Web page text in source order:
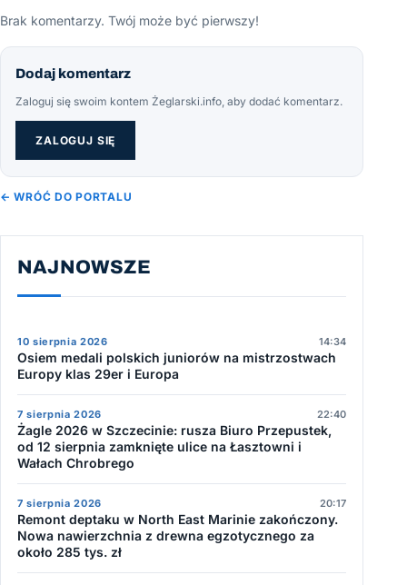
Brak komentarzy. Twój może być pierwszy!
Dodaj komentarz
Zaloguj się swoim kontem Żeglarski.info, aby dodać komentarz.
ZALOGUJ SIĘ
← WRÓĆ DO PORTALU
NAJNOWSZE
10 sierpnia 2026 14:34
Osiem medali polskich juniorów na mistrzostwach
Europy klas 29er i Europa
7 sierpnia 2026 22:40
Żagle 2026 w Szczecinie: rusza Biuro Przepustek,
od 12 sierpnia zamknięte ulice na Łasztowni i
Wałach Chrobrego
7 sierpnia 2026 20:17
Remont deptaku w North East Marinie zakończony.
Nowa nawierzchnia z drewna egzotycznego za
około 285 tys. zł